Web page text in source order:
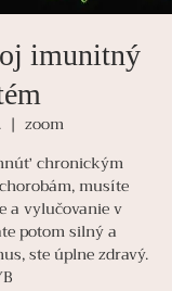
imunitný
  |
zoom
chronickým
musíte
a vylučovanie v
potom silný a
ste úplne zdravý.